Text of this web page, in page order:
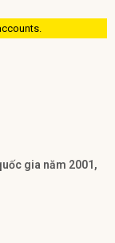
gia năm 2001,